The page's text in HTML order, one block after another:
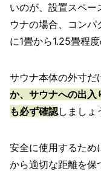
いのが、設置スペー
ウナの場合、コンパ
に1畳から1.25畳程
サウナ本体の外寸だ
か、サウナへの出入
も必ず確認しましょ
安全に使用するため
から適切な距離を保